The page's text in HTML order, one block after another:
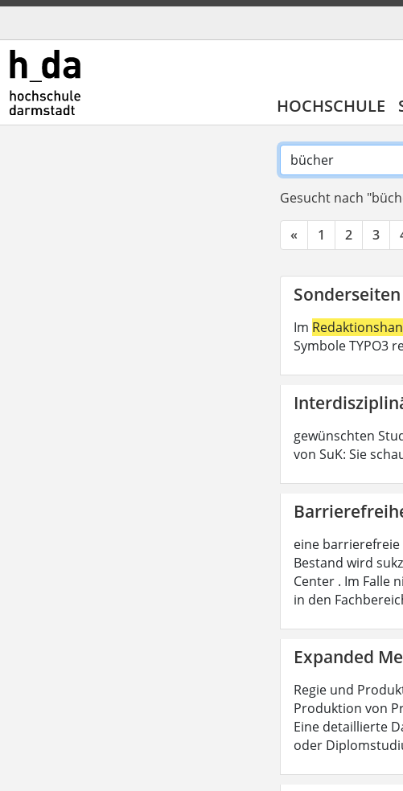
HOCHSCHULE
Gesucht nach
« 1 2 3
Im
Symbole TYPO3
gewünschten
von SuK: Sie
eine
Bestand wird
Center . Im Falle
in den
Expanded
Regie und
Produktion von
Eine detaillierte
oder